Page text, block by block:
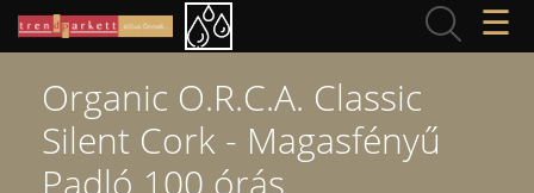
☰
Organic O.R.C.A. Classic
Silent Cork - Magasfényű
Padló 100 órás